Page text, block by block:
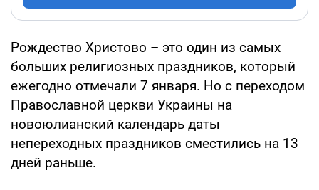
Рождество Христово – это один из самых
больших религиозных праздников, который
ежегодно отмечали 7 января. Но с переходом
Православной церкви Украины на
новоюлианский календарь даты
непереходных праздников сместились на 13
дней раньше.